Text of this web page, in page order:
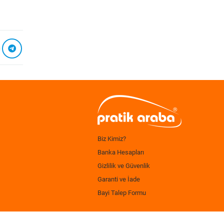
Biz Kimiz?
Banka Hesapları
Gizlilik ve Güvenlik
Garanti ve İade
Bayi Talep Formu